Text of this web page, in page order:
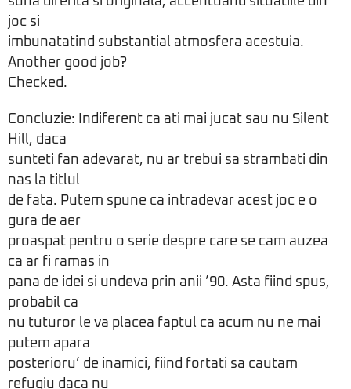
joc si
imbunatatind substantial atmosfera acestuia.
Another good job?
Checked.
Concluzie: Indiferent ca ati mai jucat sau nu Silent
Hill, daca
sunteti fan adevarat, nu ar trebui sa strambati din
nas la titlul
de fata. Putem spune ca intradevar acest joc e o
gura de aer
proaspat pentru o serie despre care se cam auzea
ca ar fi ramas in
pana de idei si undeva prin anii ’90. Asta fiind spus,
probabil ca
nu tuturor le va placea faptul ca acum nu ne mai
putem apara
posterioru’ de inamici, fiind fortati sa cautam
refugiu daca nu